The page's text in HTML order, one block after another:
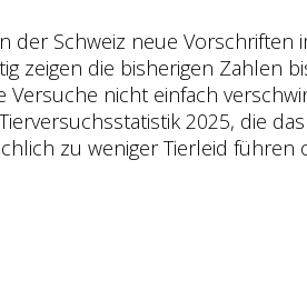
Schweiz neue Vorschriften
zeigen die bisherigen Zahlen
nicht einfach
2025, die
zu weniger Tierleid